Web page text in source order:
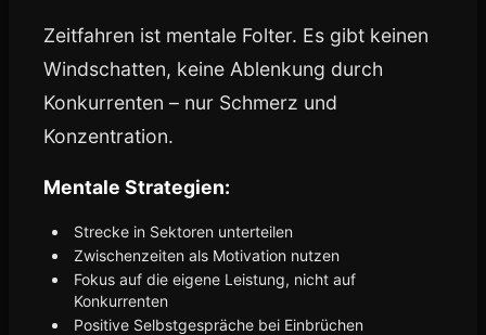
Zeitfahren ist mentale Folter. Es gibt keinen
Windschatten, keine Ablenkung durch
Konkurrenten – nur Schmerz und
Konzentration.
Mentale Strategien:
Strecke in Sektoren unterteilen
Zwischenzeiten als Motivation nutzen
Fokus auf die eigene Leistung, nicht auf
Konkurrenten
Positive Selbstgespräche bei Einbrüchen